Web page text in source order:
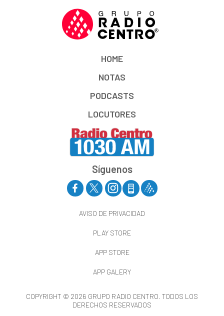
HOME
NOTAS
PODCASTS
LOCUTORES
Síguenos
AVISO DE PRIVACIDAD
PLAY STORE
APP STORE
APP GALERY
COPYRIGHT © 2026 GRUPO RADIO CENTRO. TODOS LOS
DERECHOS RESERVADOS